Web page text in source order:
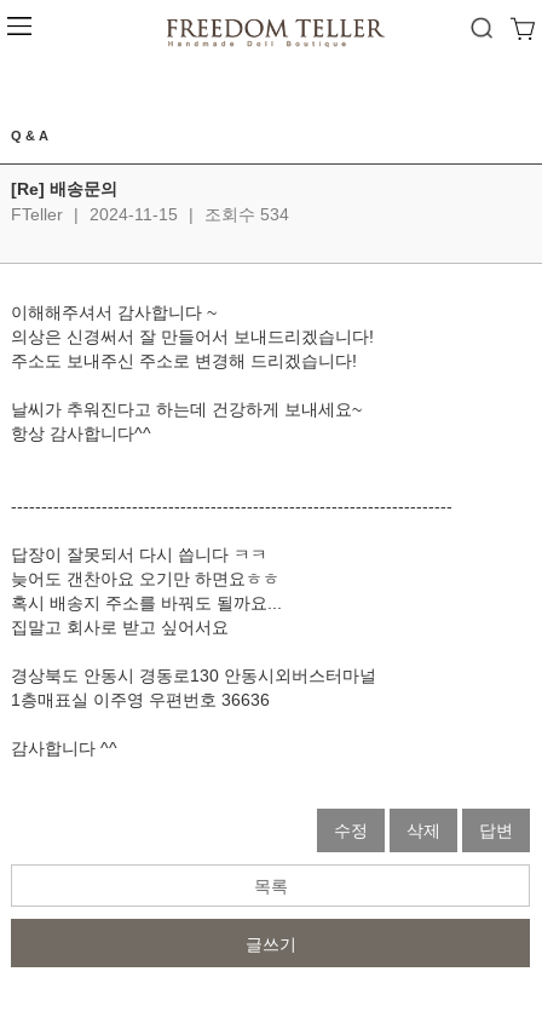
Q & A
[Re] 배송문의
FTeller
| 2024-11-15 | 조회수 534
이해해주셔서 감사합니다 ~
의상은 신경써서 잘 만들어서 보내드리겠습니다!
주소도 보내주신 주소로 변경해 드리겠습니다!
날씨가 추워진다고 하는데 건강하게 보내세요~
항상 감사합니다^^
-------------------------------------------------------------------------
답장이 잘못되서 다시 씁니다 ㅋㅋ
늦어도 갠찬아요 오기만 하면요ㅎㅎ
혹시 배송지 주소를 바꿔도 될까요...
집말고 회사로 받고 싶어서요
경상북도 안동시 경동로130 안동시외버스터마널
1층매표실 이주영 우편번호 36636
감사합니다 ^^
수정 삭제 답변
목록
글쓰기